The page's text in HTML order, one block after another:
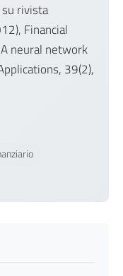
rivista
Financial
neural network
39(2),